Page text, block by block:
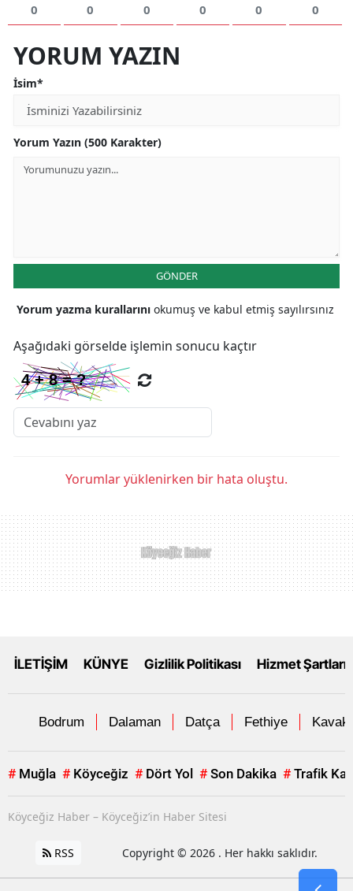
0 0 0 0 0 0
YORUM YAZIN
İsim*
Yorum Yazın (500 Karakter)
GÖNDER
Yorum yazma kurallarını okumuş ve kabul etmiş sayılırsınız
Aşağıdaki görselde işlemin sonucu kaçtır
Yorumlar yüklenirken bir hata oluştu.
İLETİŞİM KÜNYE Gizlilik Politikası Hizmet Şartları
Bodrum Dalaman Datça Fethiye
# Muğla # Köyceğiz # Dört Yol # Son Dakika # Trafik
Köyceğiz Haber – Köyceğiz’in Haber Sitesi
RSS Copyright © 2026 . Her hakkı saklıdır.